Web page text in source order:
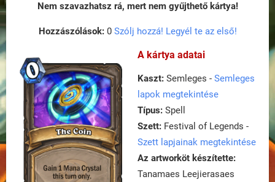
Nem szavazhatsz rá, mert nem gyűjthető kártya!
Hozzászólások:0 Szólj hozzá! Legyél te az első!
A kártya adatai
Kaszt: Semleges - Semleges
lapok megtekintése
Típus: Spell
Szett: Festival of Legends -
Szett lapjainak megtekintése
Az artworköt készítette:
Tanamaes Leejierasaes